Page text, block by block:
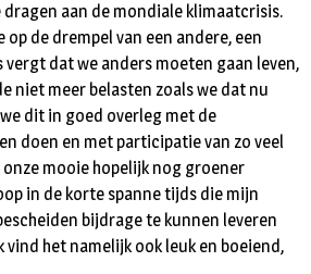
aan de mondiale klimaatcrisis.
op de drempel van een andere, een
vergt dat we anders moeten gaan leven,
niet meer belasten zoals we dat nu
dit in goed overleg met de
doen en met participatie van zo veel
mooie hopelijk nog groener
in de korte spanne tijds die mijn
bijdrage te kunnen leveren
vind het namelijk ook leuk en boeiend,